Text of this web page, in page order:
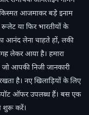
किस्मत आजमाकर बड़े इनाम
या फिर भारतीयों के
आनंद लेना चाहते हों, लकी
लेकर आया है। हमारा
आपकी निजी जानकारी
है। नए खिलाड़ियों के लिए
ऑफर उपलब्ध हैं। बस एक
शुरू करें।